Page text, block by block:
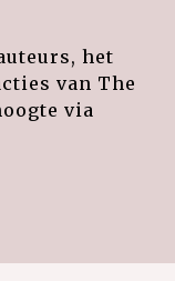
het
van The
via